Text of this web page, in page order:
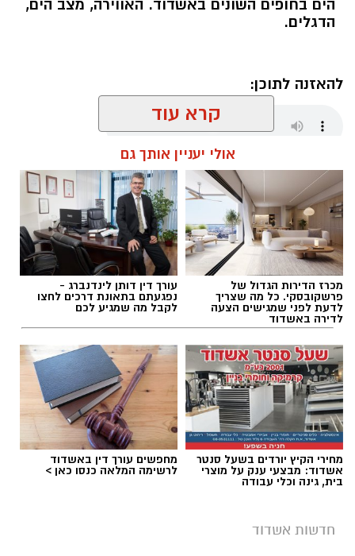
הים בחופים השונים באשדוד. האווירה, מצב הים,
הדגלים.
להאזנה לתוכן:
מנהל האתר / 06:00 08.08.26
תגים:דגלים בחופי אשדוד
קרא עוד
אולי יעניין אותך גם
מכרז הדירות הגדול של
פרשקובסקי. כל מה שצריך
לדעת לפני שמגישים הצעה
לדירה באשדוד
עורך דין דותן לינדנברג -
נפגעתם בתאונת דרכים לחצו
לקבל מה שמגיע לכם
מחירי הקיץ יורדים בשעל סנטר
אשדוד: מבצעי ענק על מוצרי
בית, גינה וכלי עבודה
מחפשים עורך דין באשדוד
לרשימה המלאה כנסו כאן >
חדשות אשדוד